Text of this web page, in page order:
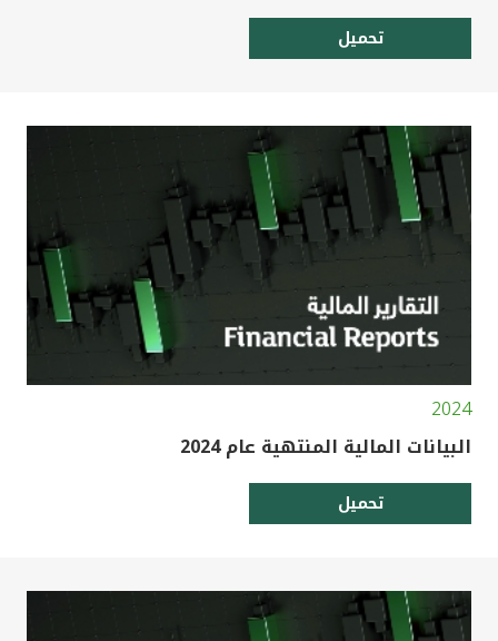
تحميل
2024
البيانات المالية المنتهية عام 2024
تحميل